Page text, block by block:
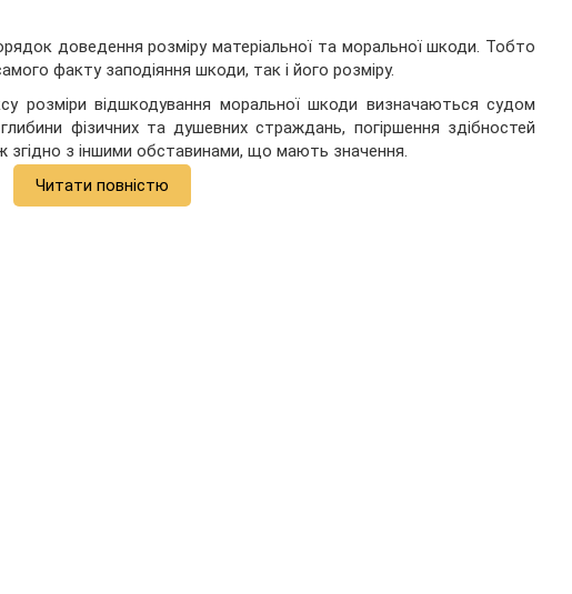
доведення розміру матеріальної та моральної шкоди. Тобто
факту заподіяння шкоди, так і його розміру.
розміри відшкодування моральної шкоди визначаються судом
фізичних та душевних страждань, погіршення здібностей
згідно з іншими обставинами, що мають значення.
Читати повністю